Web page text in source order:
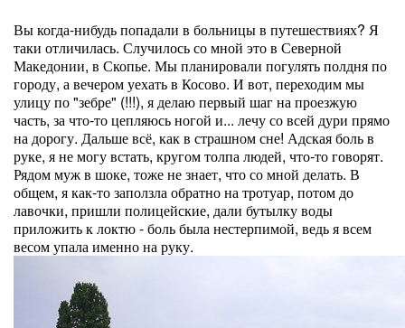
Вы когда-нибудь попадали в больницы в путешествиях? Я
таки отличилась. Случилось со мной это в Северной
Македонии, в Скопье. Мы планировали погулять полдня по
городу, а вечером уехать в Косово. И вот, переходим мы
улицу по "зебре" (!!!), я делаю первый шаг на проезжую
часть, за что-то цепляюсь ногой и... лечу со всей дури прямо
на дорогу. Дальше всё, как в страшном сне! Адская боль в
руке, я не могу встать, кругом толпа людей, что-то говорят.
Рядом муж в шоке, тоже не знает, что со мной делать. В
общем, я как-то заползла обратно на тротуар, потом до
лавочки, пришли полицейские, дали бутылку воды
приложить к локтю - боль была нестерпимой, ведь я всем
весом упала именно на руку.